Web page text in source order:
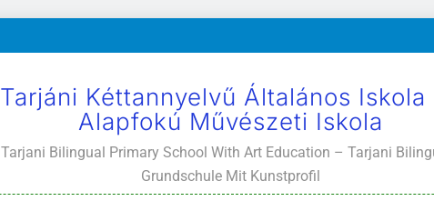
Tarjáni Kéttannyelvű Általános Iskola
Alapfokú Művészeti Iskola
Tarjani Bilingual Primary School With Art Education – Tarjani
Grundschule Mit Kunstprofil